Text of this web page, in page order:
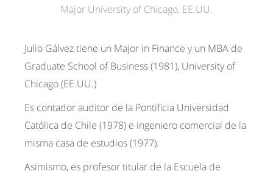
Major University of Chicago, EE.UU.
Julio Gálvez tiene un Major in Finance y un MBA de
Graduate School of Business (1981), University of
Chicago (EE.UU.)
Es contador auditor de la Pontificia Universidad
Católica de Chile (1978) e ingeniero comercial de la
misma casa de estudios (1977).
Asimismo, es profesor titular de la Escuela de